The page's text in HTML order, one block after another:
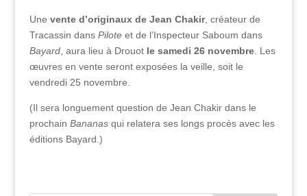
Une vente d’originaux de Jean Chakir, créateur de
Tracassin dans Piloteet de l’Inspecteur Saboum dans
Bayard, aura lieu à Drouot le samedi 26 novembre. Les
œuvres en vente seront exposées la veille, soit le
vendredi 25 novembre.
(Il sera longuement question de Jean Chakir dans le
prochain Bananasqui relatera ses longs procès avec les
éditions Bayard.)